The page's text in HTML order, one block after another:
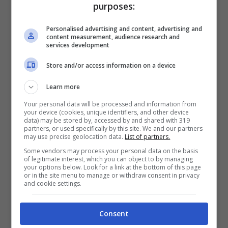
I rimedi naturali per tenere sotto controllo la pressione alta –
Si tratta infatti di semplici infusi che si
possono bere a partire dalla colazione
passando per lo spuntino e poi fino a dopo
pranzo e alla sera. Si è visto infatti che
tè riescano ad abbassare naturalmente la
pressionee sono:
Tè all’ibisco: contiene polifenoli che
hanno proprietà antiossidanti e che
dunque aiutano a rilassare i vasi
sanguigni e a regolare l’accumulo dei
grassi.
purposes:
Personalised advertising and content, advertising and
content measurement, audience research and
services development
Store and/or access information on a device
Learn more
Your personal data will be processed and information from
your device (cookies, unique identifiers, and other device
data) may be stored by, accessed by and shared with 319
partners, or used specifically by this site. We and our partners
may use precise geolocation data. List of partners.
Some vendors may process your personal data on the basis
of legitimate interest, which you can object to by managing
your options below. Look for a link at the bottom of this page
or in the site menu to manage or withdraw consent in privacy
and cookie settings.
Consent